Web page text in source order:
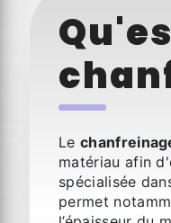
Le
matériau afin
spécialisée
permet